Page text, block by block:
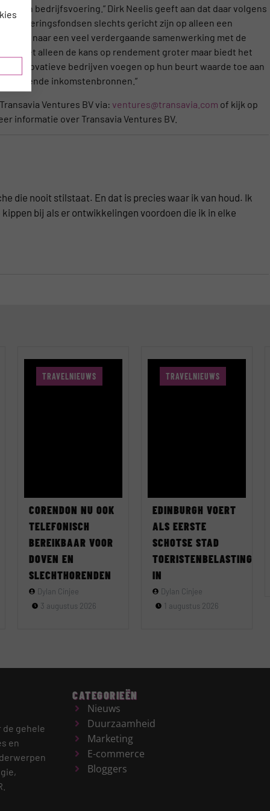
hun bedrijfsvoering.” Dirk Neelis geeft aan dat daar volgens
slechts gericht zijn op alleen een
zoek naar een veel verdergaande samenwerking met de
niet alleen de kans op rendement groter maar biedt het
innovatieve bedrijven voegen op hun beurt waarde toe aan
inkomstenbronnen.”
Ventures BV via: ventures@transavia.com of kijk op
informatie over Transavia Ventures BV.
die nooit stilstaat. En dat is precies waar ik van houd. Ik
bij als er ontwikkelingen voordoen die ik in elke
TRAVELNIEUWS
CORENDON NU OOK
TELEFONISCH
BEREIKBAAR VOOR
DOVEN EN
SLECHTHORENDEN
Dylan Cinjee
3 augustus 2026
TRAVELNIEUWS
EDINBURGH VOERT
ALS EERSTE
SCHOTSE STAD
TOERISTENBELASTING
IN
Dylan Cinjee
1 augustus 2026
de gehele
en
CATEGORIEËN
Nieuws
Duurzaamheid
Marketing
E-commerce
Bloggers